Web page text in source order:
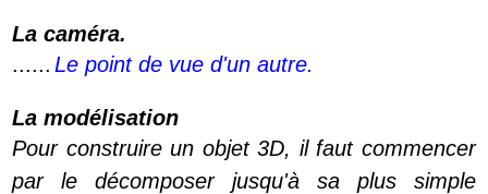
La caméra.
...... Le point de vue d'un autre.
La modélisation
Pour construire un objet 3D, il faut commencer
par le décomposer jusqu'à sa plus simple